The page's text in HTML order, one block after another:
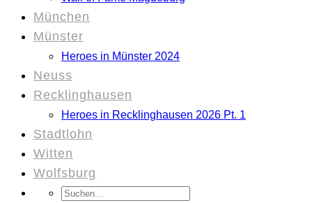
München
Münster
Heroes in Münster 2024
Neuss
Recklinghausen
Heroes in Recklinghausen 2026 Pt. 1
Stadtlohn
Witten
Wolfsburg
Suchen